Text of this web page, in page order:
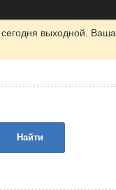
выходной.
Найти